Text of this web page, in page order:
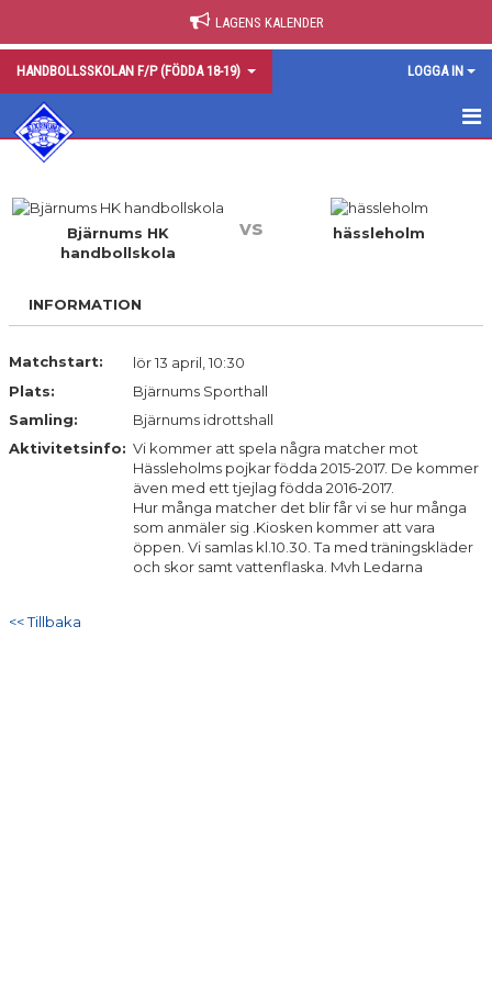
LAGENS KALENDER
HANDBOLLSSKOLAN F/P (FÖDDA 18-19) LOGGA IN
HEM
NYHETER
KALENDER
MATCHER
BILDGALLERI
DOKUMENT
Bjärnums HK
handbollskola
vs hässleholm
INFORMATION
Matchstart:
lör 13 april, 10:30
Plats:
Bjärnums Sporthall
Samling:
Bjärnums idrottshall
Aktivitetsinfo: Vi kommer att spela några matcher mot
Hässleholms pojkar födda 2015-2017. De kommer
även med ett tjejlag födda 2016-2017.
Hur många matcher det blir får vi se hur många
som anmäler sig .Kiosken kommer att vara
öppen. Vi samlas kl.10.30. Ta med träningskläder
och skor samt vattenflaska. Mvh Ledarna
<< Tillbaka